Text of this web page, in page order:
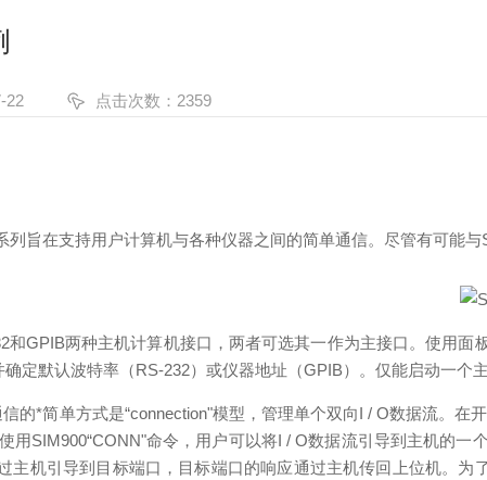
22 点击次数：2359
列旨在支持用户计算机与各种仪器之间的简单通信。尽管有可能
和GPIB两种主机计算机接口，两者可选其一作为主接口。使用
定默认波特率（RS-232）或仪器地址（GPIB）。仅能启动一个
的*简单方式是“connection"模型，管理单个双向I / O数据流。
用SIM900“CONN"命令，用户可以将I / O数据流引导到主机的
主机引导到目标端口，目标端口的响应通过主机传回上位机。